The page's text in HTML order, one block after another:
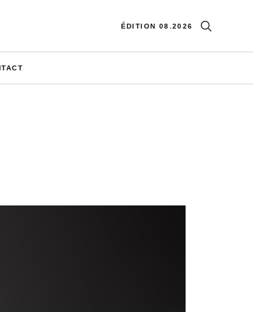
ÉDITION 08.2026 Ouvrir la